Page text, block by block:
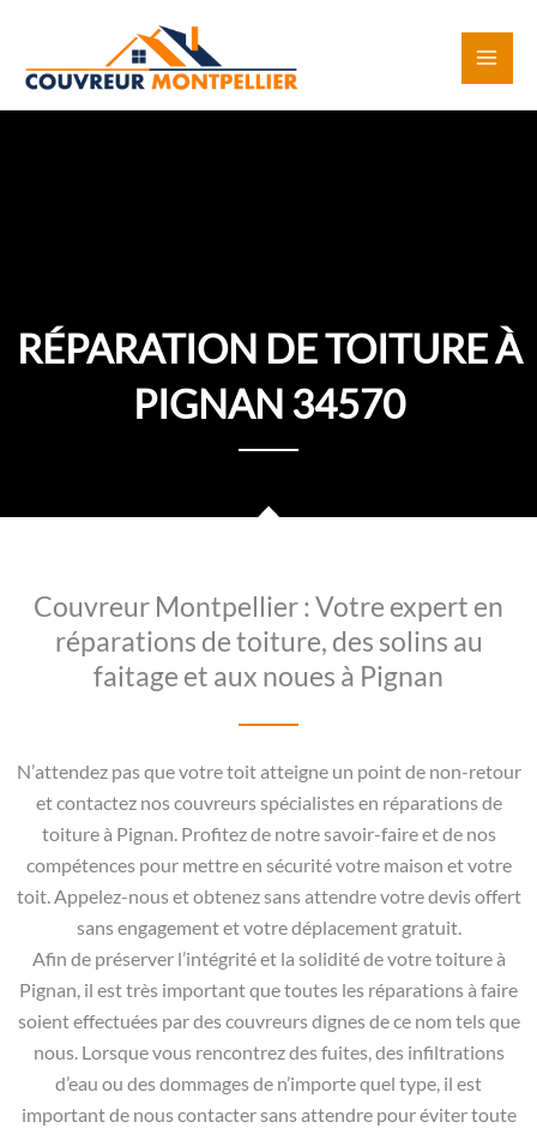
contenu
RÉPARATION DE TOITURE À
PIGNAN 34570
Couvreur Montpellier : Votre expert en
réparations de toiture, des solins au
faitage et aux noues à Pignan
N’attendez pas que votre toit atteigne un point de non-retour
et contactez nos couvreurs spécialistes en réparations de
toiture à Pignan. Profitez de notre savoir-faire et de nos
compétences pour mettre en sécurité votre maison et votre
toit. Appelez-nous et obtenez sans attendre votre devis offert
sans engagement et votre déplacement gratuit.
Afin de préserver l’intégrité et la solidité de votre toiture à
Pignan, il est très important que toutes les réparations à faire
soient effectuées par des couvreurs dignes de ce nom tels que
nous. Lorsque vous rencontrez des fuites, des infiltrations
d’eau ou des dommages de n’importe quel type, il est
important de nous contacter sans attendre pour éviter toute